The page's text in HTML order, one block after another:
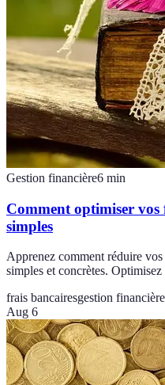
Gestion financière6 min
Comment optimiser vos
simples
Apprenez comment réduire
simples et concrètes.
frais bancairesgestion financière
Aug 6